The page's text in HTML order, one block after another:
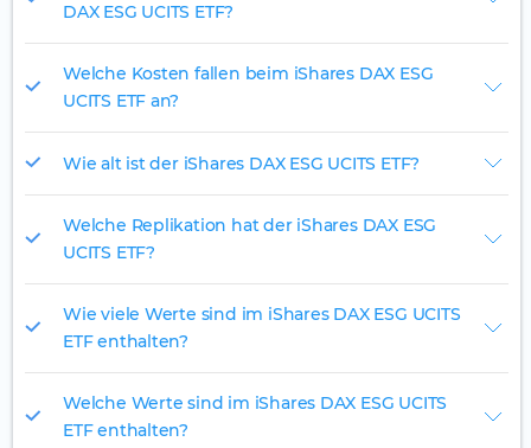
DAX ESG UCITS ETF?
Welche Kosten fallen beim iShares DAX ESG
UCITS ETF an?
Wie alt ist der iShares DAX ESG UCITS ETF?
Welche Replikation hat der iShares DAX ESG
UCITS ETF?
Wie viele Werte sind im iShares DAX ESG UCITS
ETF enthalten?
Welche Werte sind im iShares DAX ESG UCITS
ETF enthalten?